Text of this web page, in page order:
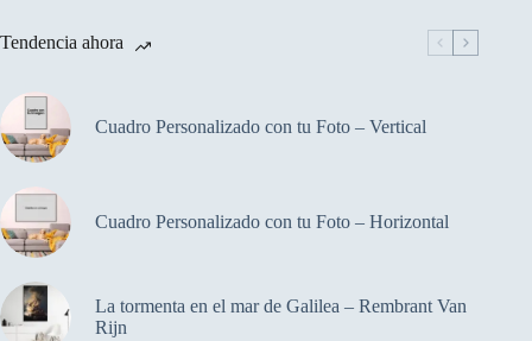
Tendencia ahora
Cuadro Personalizado con tu Foto – Vertical
Cuadro Personalizado con tu Foto – Horizontal
La tormenta en el mar de Galilea – Rembrant Van
Rijn